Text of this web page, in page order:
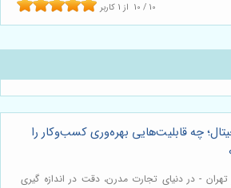
10 / 10 از1 کاربر
چه قابلیت‌هایی بهره‌وری کسب‌وکار را
تهران - در دنیای تجارت مدرن، دقت در اندازه گیری